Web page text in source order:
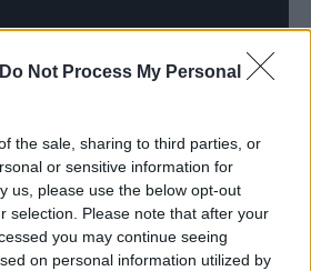
Do Not Process My Personal
the sale, sharing to third parties, or
or sensitive information for
us, please use the below opt-out
selection. Please note that after your
you may continue seeing
on personal information utilized by
creation)
& Τζιμ Σέρινταν. Με